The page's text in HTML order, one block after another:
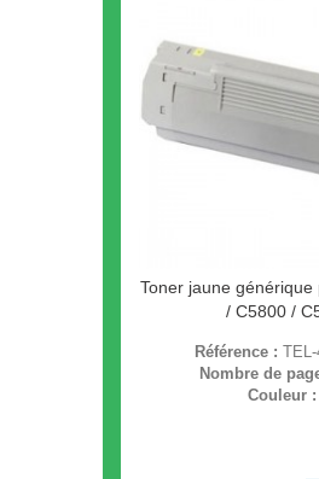
Toner jaune générique
/ C5800 /
Référence :
Nombre de
Couleur :